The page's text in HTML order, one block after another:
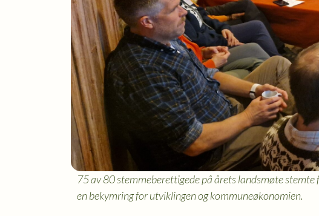
75 av 80 stemmeberettigede på årets landsmøte
en bekymring for utviklingen og kommuneøkonomien.